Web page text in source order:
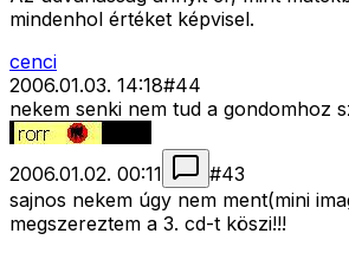
mindenhol értéket képvisel.
cenci
2006.01.03. 14:18#44
nekem senki nem tud a gondomhoz
2006.01.02. 00:11 #43
sajnos nekem úgy nem ment(mini
megszereztem a 3. cd-t köszi!!!